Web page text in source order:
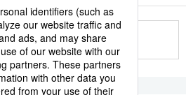
更多